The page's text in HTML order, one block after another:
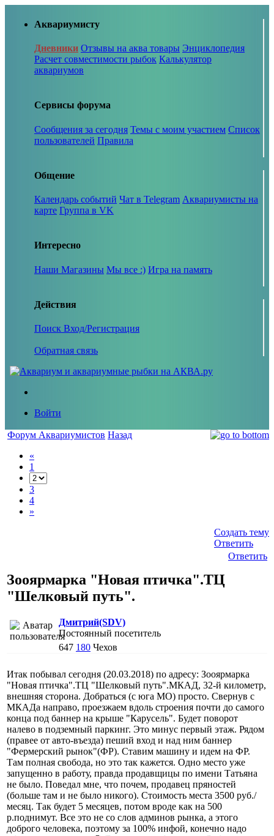
Аквариумисту
Дневники Отзывы на аква товары Энциклопедия
Расчет совместимости рыбок Калькулятор
аквариумов
Сервисы форума
Сообщения за сегодня Темы с моим участием Список
пользователей Правила
Общение
Календарь событий Чат в Telegram Аквариумисты на
карте Группа в VK
Интересно
Наши Магазины Мы все :) Игра на память
Действия
Поиск Вход/Регистрация
Обратная связь
Войти
Форум Аквариумистов Назад
«
1
3
4
»
Создать тему
Ответить
Ответить
Зооярмарка "Новая птичка".ТЦ
"Шелковый путь".
Дмитрий(SDV)
Постоянный посетитель
647 180 Чехов
Итак побывал сегодня (20.03.2018) по адресу: Зооярмарка
"Новая птичка".ТЦ "Шелковый путь".МКАД, 32-й километр,
внешняя сторона. Добраться (с юга МО) просто. Свернув с
МКАДа направо, проезжаем вдоль строения почти до самого
конца под баннер на крыше "Карусель". Будет поворот
налево в подземный паркинг. Это минус первый этаж. Рядом
(правее от авто-въезда) пеший вход и над ним баннер
"Фермерский рынок"(ФР). Ставим машину и идем на ФР.
Там полная свобода, но это так кажется. Одно место уже
запущенно в работу, правда продавщицы по имени Татьяна
не было. Поведал мне, что почем, продавец пряностей
(больше там и не было никого). Стоимость места 3500 руб./
месяц. Так будет 5 месяцев, потом вроде как на 500
р.поднимут. Все это не со слов админов рынка, а этого
доброго человека, поэтому за 100% инфой, конечно надо